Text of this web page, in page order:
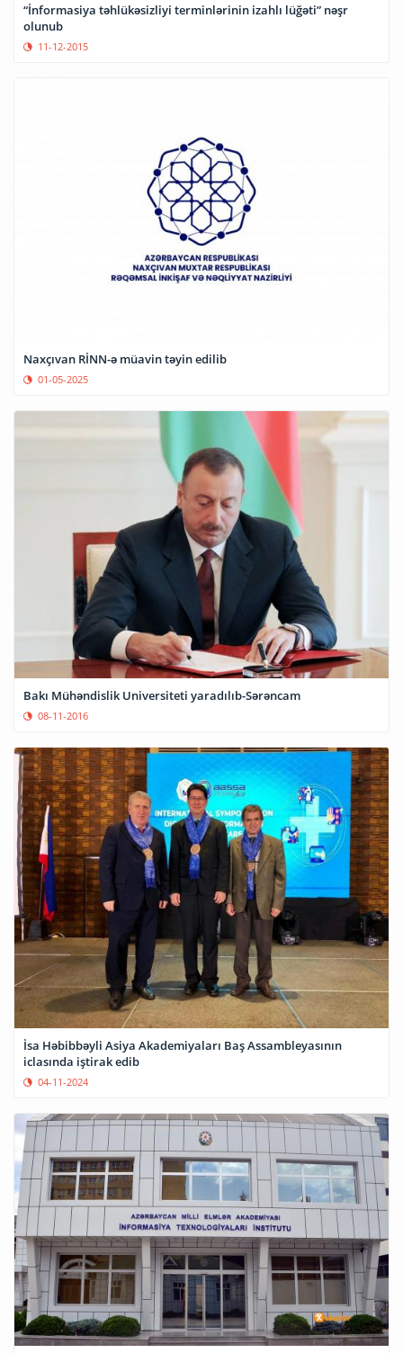
“İnformasiya təhlükəsizliyi terminlərinin izahlı lüğəti” nəşr
olunub
11-12-2015
Naxçıvan RİNN-ə müavin təyin edilib
01-05-2025
Bakı Mühəndislik Universiteti yaradılıb-Sərəncam
08-11-2016
İsa Həbibbəyli Asiya Akademiyaları Baş Assambleyasının
iclasında iştirak edib
04-11-2024